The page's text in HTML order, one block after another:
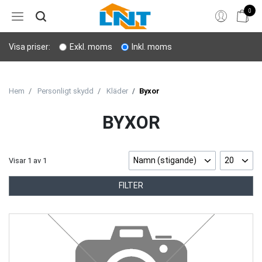
0
Hem
Bergborrning
Verktyg
Visa priser: Exkl. moms Inkl. moms
Hem Personligt skydd Kläder Byxor
BYXOR
Visar 1 av 1 Namn (stigande) 20
FILTER